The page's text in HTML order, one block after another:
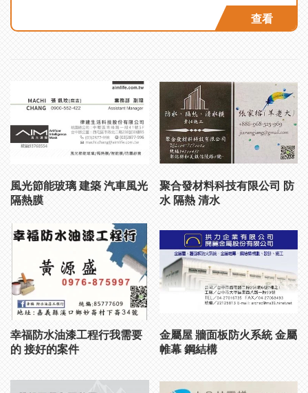
查看
風光節能玻璃 建築 汽車風光
隔熱膜
聚合發材料科技有限公司 防
水 隔熱 清水
幸福防水油漆工程行我需要
的 接好的案件
金屬屋 牆面板防火系統 金屬
帷幕 鋼結構